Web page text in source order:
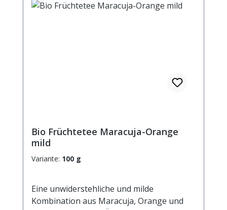
Bio Früchtetee Maracuja-Orange
mild
Variante: 100 g
Eine unwiderstehliche und milde
Kombination aus Maracuja, Orange und